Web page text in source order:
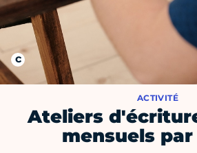
ACTIVITÉ
Ateliers
mensuels